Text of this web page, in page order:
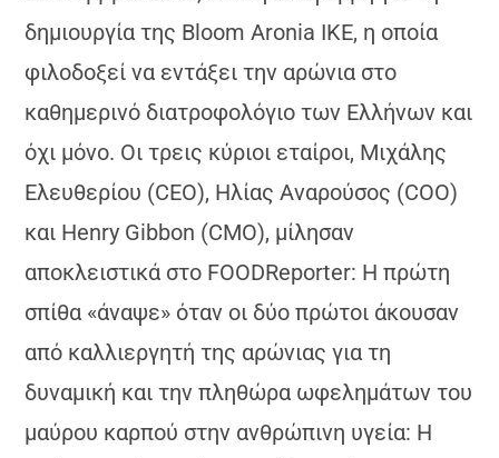
δημιουργία της Βloom Aronia ΙΚΕ, η οποία
φιλοδοξεί να εντάξει την αρώνια στο
καθημερινό διατροφολόγιο των Ελλήνων και
όχι μόνο. Οι τρεις κύριοι εταίροι, Μιχάλης
Ελευθερίου (CEO), Ηλίας Αναρούσος (COO)
και Henry Gibbon (CMO), μίλησαν
αποκλειστικά στο FOODReporter: Η πρώτη
σπίθα «άναψε» όταν οι δύο πρώτοι άκουσαν
από καλλιεργητή της αρώνιας για τη
δυναμική και την πληθώρα ωφελημάτων του
μαύρου καρπού στην ανθρώπινη υγεία: Η